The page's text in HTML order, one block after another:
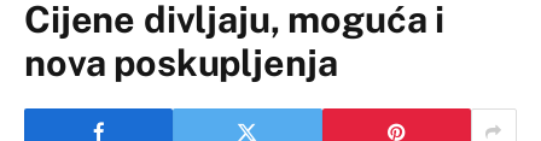
Cijene divljaju, moguća i
nova poskupljenja